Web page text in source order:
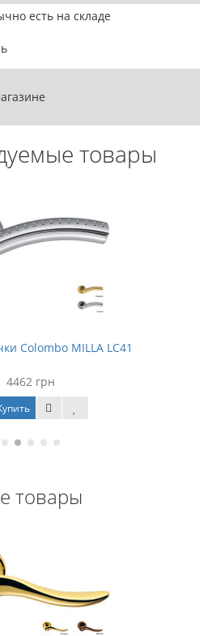
есть на складе
товары
Colombo MILLA LC41
4462 грн
товары